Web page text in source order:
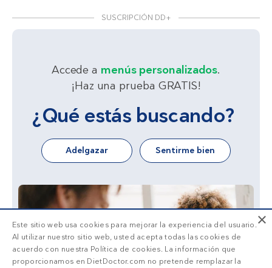
SUSCRIPCIÓN DD+
Accede a menús personalizados.
¡Haz una prueba GRATIS!
¿Qué estás buscando?
Adelgazar Sentirme bien
×
Este sitio web usa cookies para mejorar la experiencia del usuario.
Al utilizar nuestro sitio web, usted acepta todas las cookies de
acuerdo con nuestra Política de cookies. La información que
proporcionamos en DietDoctor.com no pretende remplazar la